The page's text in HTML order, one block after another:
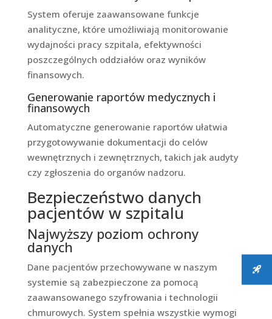
System oferuje zaawansowane funkcje
analityczne, które umożliwiają monitorowanie
wydajności pracy szpitala, efektywności
poszczególnych oddziałów oraz wyników
finansowych.
Generowanie raportów medycznych i
finansowych
Automatyczne generowanie raportów ułatwia
przygotowywanie dokumentacji do celów
wewnętrznych i zewnętrznych, takich jak audyty
czy zgłoszenia do organów nadzoru.
Bezpieczeństwo danych
pacjentów w szpitalu
Najwyższy poziom ochrony
danych
Dane pacjentów przechowywane w naszym
systemie są zabezpieczone za pomocą
zaawansowanego szyfrowania i technologii
chmurowych. System spełnia wszystkie wymogi